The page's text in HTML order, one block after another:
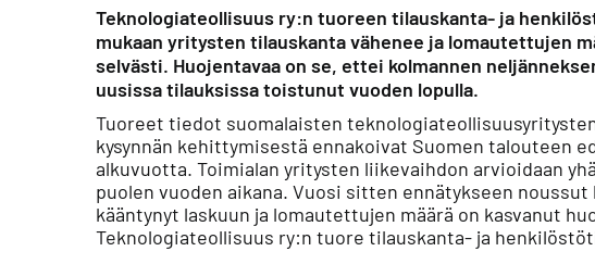
Teknologiateollisuus ry:n tuoreen tilauskanta- ja
mukaan yritysten tilauskanta vähenee ja lomautettujen
selvästi. Huojentavaa on se, ettei kolmannen
uusissa tilauksissa toistunut vuoden lopulla.
Tuoreet tiedot suomalaisten
kysynnän kehittymisestä ennakoivat Suomen talouteen
alkuvuotta. Toimialan yritysten liikevaihdon arvioidaan
puolen vuoden aikana. Vuosi sitten ennätykseen
kääntynyt laskuun ja lomautettujen määrä on kasvanut
Teknologiateollisuus ry:n tuore tilauskanta- ja